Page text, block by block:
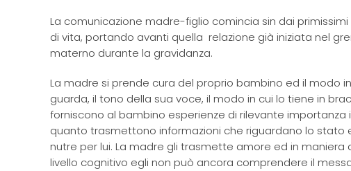
La comunicazione madre-figlio comincia sin dai primissimi
di vita, portando avanti quella relazione già iniziata nel
materno durante la gravidanza.
La madre si prende cura del proprio bambino ed il modo
guarda, il tono della sua voce, il modo in cui lo tiene in
forniscono al bambino esperienze di rilevante importanza
quanto trasmettono informazioni che riguardano lo
nutre per lui. La madre gli trasmette amore ed in
livello cognitivo egli non può ancora comprendere il